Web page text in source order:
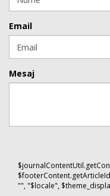
Email
Mesaj
"", "$locale",